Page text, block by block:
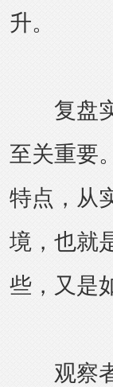
升。
复盘实
至关重要
特点，从
境，也就
些，又是
观察者